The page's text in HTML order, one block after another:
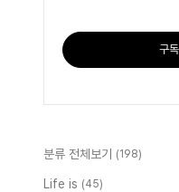
구
분류 전체보기 (198)
Life is (45)